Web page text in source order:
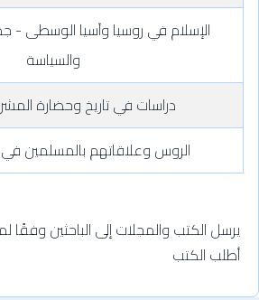
الإسلام في روسيا وآسيا الوسطى -
والسياسة
دراسات في تاريخ وحضارة
الروس وعلاقاتهم بالمسلمين
يرسل الكتب والمجلات إلى الباحثين وفقًا
أطلب الكتب